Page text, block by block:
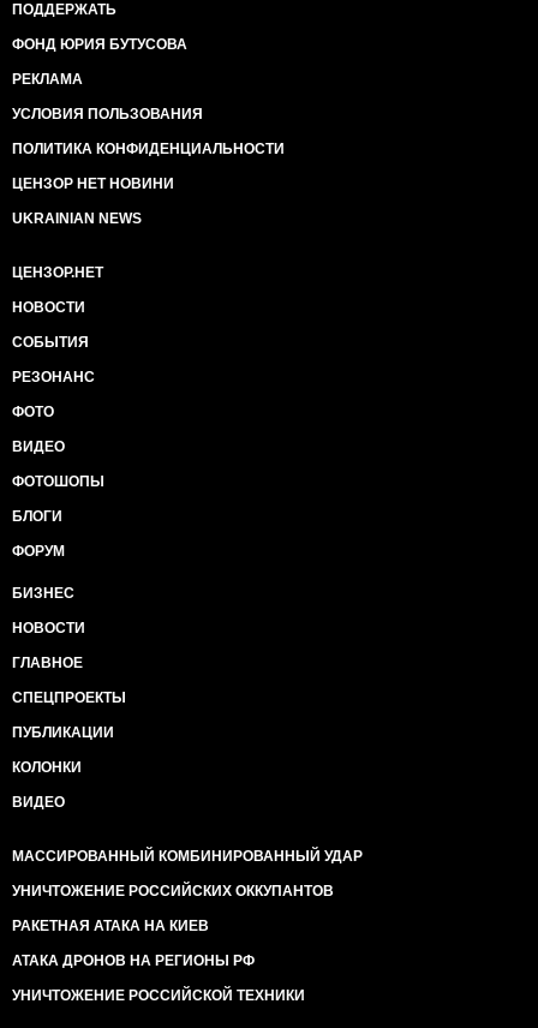
ПОДДЕРЖАТЬ
ФОНД ЮРИЯ БУТУСОВА
РЕКЛАМА
УСЛОВИЯ ПОЛЬЗОВАНИЯ
ПОЛИТИКА КОНФИДЕНЦИАЛЬНОСТИ
ЦЕНЗОР НЕТ НОВИНИ
UKRAINIAN NEWS
ЦЕНЗОР.НЕТ
НОВОСТИ
СОБЫТИЯ
РЕЗОНАНС
ФОТО
ВИДЕО
ФОТОШОПЫ
БЛОГИ
ФОРУМ
БИЗНЕС
НОВОСТИ
ГЛАВНОЕ
СПЕЦПРОЕКТЫ
ПУБЛИКАЦИИ
КОЛОНКИ
ВИДЕО
МАССИРОВАННЫЙ КОМБИНИРОВАННЫЙ УДАР
УНИЧТОЖЕНИЕ РОССИЙСКИХ ОККУПАНТОВ
РАКЕТНАЯ АТАКА НА КИЕВ
АТАКА ДРОНОВ НА РЕГИОНЫ РФ
УНИЧТОЖЕНИЕ РОССИЙСКОЙ ТЕХНИКИ